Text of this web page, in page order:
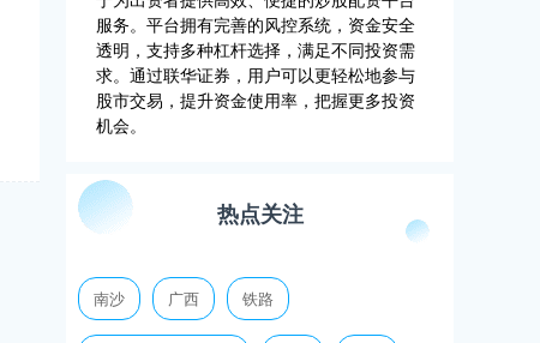
服务。平台拥有完善的风控系统，资金安全
透明，支持多种杠杆选择，满足不同投资需
求。通过联华证券，用户可以更轻松地参与
股市交易，提升资金使用率，把握更多投资
机会。
热点关注
南沙 广西 铁路